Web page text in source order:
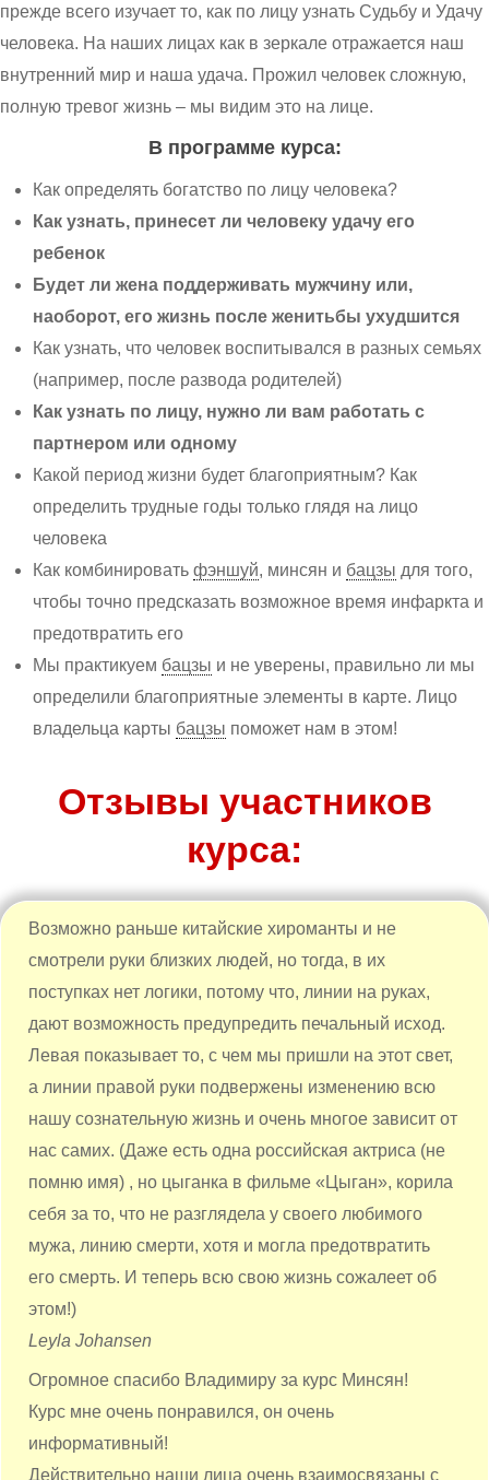
прежде всего изучает то, как по лицу узнать Судьбу и Удачу
человека. На наших лицах как в зеркале отражается наш
внутренний мир и наша удача. Прожил человек сложную,
полную тревог жизнь – мы видим это на лице.
В программе курса:
Как определять богатство по лицу человека?
Как узнать, принесет ли человеку удачу его
ребенок
Будет ли жена поддерживать мужчину или,
наоборот, его жизнь после женитьбы ухудшится
Как узнать, что человек воспитывался в разных семьях
(например, после развода родителей)
Как узнать по лицу, нужно ли вам работать с
партнером или одному
Какой период жизни будет благоприятным? Как
определить трудные годы только глядя на лицо
человека
Как комбинироватьфэншуй, минсян и бацзы для того,
чтобы точно предсказать возможное время инфаркта и
предотвратить его
Мы практикуем бацзы и не уверены, правильно ли мы
определили благоприятные элементы в карте. Лицо
владельца карты бацзы поможет нам в этом!
Отзывы участников
курса:
Возможно раньше китайские хироманты и не
смотрели руки близких людей, но тогда, в их
поступках нет логики, потому что, линии на руках,
дают возможность предупредить печальный исход.
Левая показывает то, с чем мы пришли на этот свет,
а линии правой руки подвержены изменению всю
нашу сознательную жизнь и очень многое зависит от
нас самих. (Даже есть одна российская актриса (не
помню имя) , но цыганка в фильме «Цыган», корила
себя за то, что не разглядела у своего любимого
мужа, линию смерти, хотя и могла предотвратить
его смерть. И теперь всю свою жизнь сожалеет об
этом!)
Leyla Johansen
Огромное спасибо Владимиру за курс Минсян!
Курс мне очень понравился, он очень
информативный!
Действительно наши лица очень взаимосвязаны с